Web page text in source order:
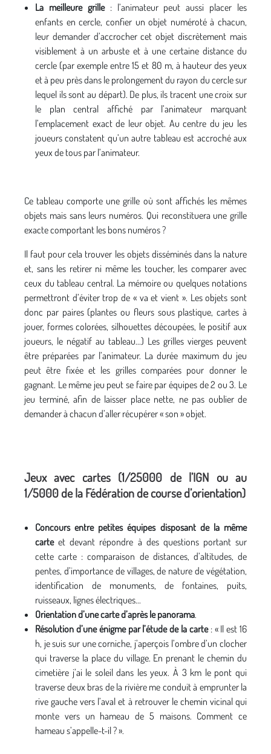
La meilleure grille: l’animateur peut aussi placer les
enfants en cercle, confier un objet numéroté à chacun,
leur demander d’accrocher cet objet discrètement mais
visiblement à un arbuste et à une certaine distance du
cercle (par exemple entre 15 et 80 m, à hauteur des yeux
et à peu près dans le prolongement du rayon du cercle sur
lequel ils sont au départ). De plus, ils tracent une croix sur
le plan central affiché par l’animateur marquant
l’emplacement exact de leur objet. Au centre du jeu les
joueurs constatent qu’un autre tableau est accroché aux
yeux de tous par l’animateur.
Ce tableau comporte une grille où sont affichés les mêmes
objets mais sans leurs numéros. Qui reconstituera une grille
exacte comportant les bons numéros ?
Il faut pour cela trouver les objets disséminés dans la nature
et, sans les retirer ni même les toucher, les comparer avec
ceux du tableau central. La mémoire ou quelques notations
permettront d’éviter trop de « va et vient ». Les objets sont
donc par paires (plantes ou fleurs sous plastique, cartes à
jouer, formes colorées, silhouettes découpées, le positif aux
joueurs, le négatif au tableau...) Les grilles vierges peuvent
être préparées par l’animateur. La durée maximum du jeu
peut être fixée et les grilles comparées pour donner le
gagnant. Le même jeu peut se faire par équipes de 2 ou 3. Le
jeu terminé, afin de laisser place nette, ne pas oublier de
demander à chacun d’aller récupérer « son » objet.
Jeux avec cartes (1/25000 de l’IGN ou au
1/5000 de la Fédération de course d’orientation)
Concours entre petites équipes disposant de la même
carteet devant répondre à des questions portant sur
cette carte : comparaison de distances, d’altitudes, de
pentes, d’importance de villages, de nature de végétation,
identification de monuments, de fontaines, puits,
ruisseaux, lignes électriques...
Orientation d’une carte d’après le panorama.
Résolution d’une énigme par l’étude de la carte: « Il est 16
h, je suis sur une corniche, j’aperçois l’ombre d’un clocher
qui traverse la place du village. En prenant le chemin du
cimetière j’ai le soleil dans les yeux. À 3 km le pont qui
traverse deux bras de la rivière me conduit à emprunter la
rive gauche vers l’aval et à retrouver le chemin vicinal qui
monte vers un hameau de 5 maisons. Comment ce
hameau s’appelle-t-il ? ».